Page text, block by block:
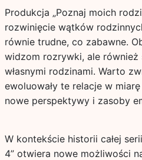
Produkcja „Poznaj moich
rozwinięcie wątków
równie trudne, co zabawne.
widzom rozrywki, ale również
własnymi rodzinami. Warto
ewoluowały te relacje w
nowe perspektywy i zasoby
W kontekście historii całej
4” otwiera nowe możliwości